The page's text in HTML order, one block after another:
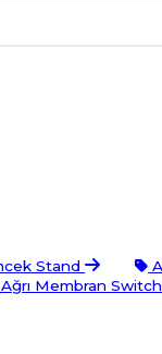
Stand
Ağrı Membran